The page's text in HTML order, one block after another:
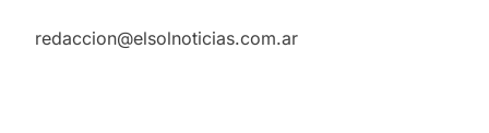
redaccion@elsolnoticias.com.ar